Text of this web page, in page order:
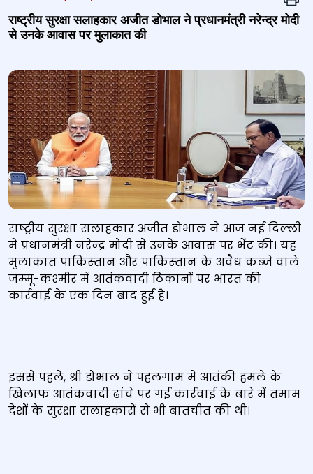
राष्‍ट्रीय सुरक्षा सलाहकार अजीत डोभाल ने प्रधानमंत्री नरेन्‍द्र मोदी
से उनके आवास पर मुलाकात की
राष्‍ट्रीय सुरक्षा सलाहकार अजीत डोभाल ने आज नई दिल्‍ली
में प्रधानमंत्री नरेन्‍द्र मोदी से उनके आवास पर भेंट की। यह
मुलाकात पाकिस्‍तान और पाकिस्‍तान के अवैध कब्‍जे वाले
जम्‍मू-कश्‍मीर में आतंकवादी ठिकानों पर भारत की
कार्रवाई के एक दिन बाद हुई है।
इससे पहले, श्री डोभाल ने पहलगाम में आतंकी हमले के
खिलाफ आतंकवादी ढांचे पर गई कार्रवाई के बारे में तमाम
देशों के सुरक्षा सलाहकारों से भी बातचीत की थी।